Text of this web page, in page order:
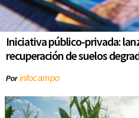
Iniciativa público-privada:
recuperación de suelos
Porinfocampo